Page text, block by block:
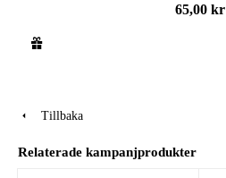
65,00 kr
Tillbaka
Relaterade kampanjprodukter